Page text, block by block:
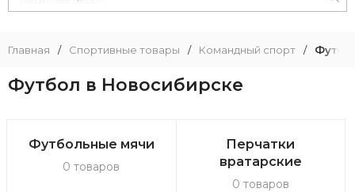
Главная / Спортивные товары / Командный спорт /
Футбол в Новосибирске
Футбольные мячи
0 товаров
Перчатки
вратарские
0 товаров